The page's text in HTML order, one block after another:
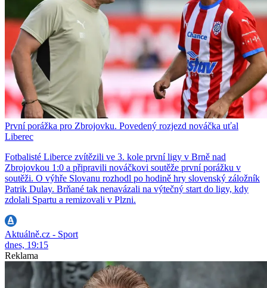
První porážka pro Zbrojovku. Povedený rozjezd nováčka uťal
Liberec
Fotbalisté Liberce zvítězili ve 3. kole první ligy v Brně nad
Zbrojovkou 1:0 a připravili nováčkovi soutěže první porážku v
soutěži. O výhře Slovanu rozhodl po hodině hry slovenský záložník
Patrik Dulay. Brňané tak nenavázali na výtečný start do ligy, kdy
zdolali Spartu a remizovali v Plzni.
Aktuálně.cz - Sport
dnes, 19:15
Reklama